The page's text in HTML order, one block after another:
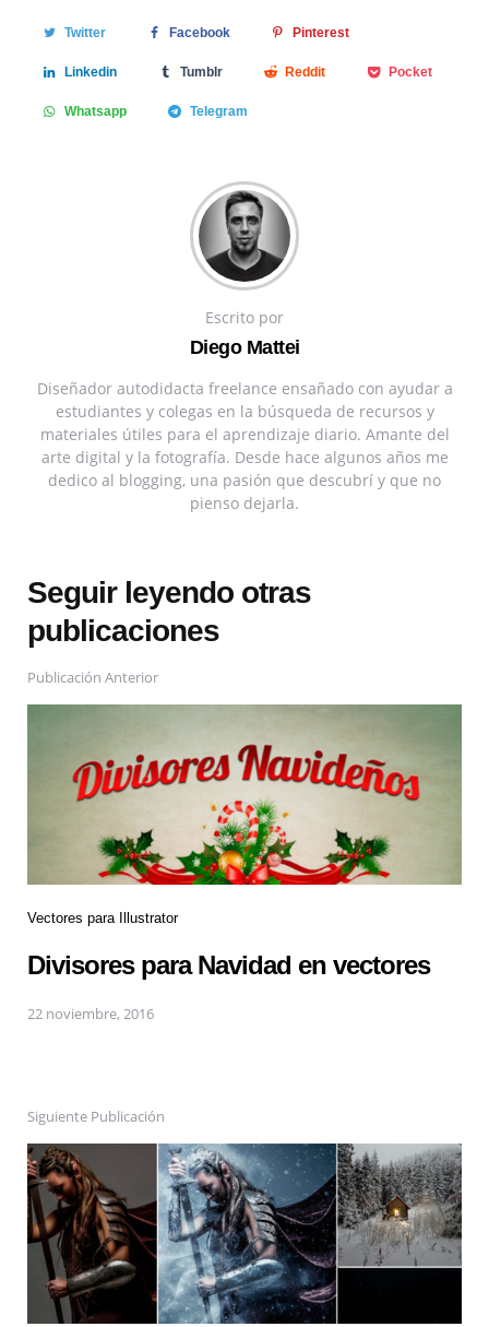
Twitter Facebook Pinterest
Linkedin Tumblr Reddit Pocket
Whatsapp Telegram
Escrito por
Diego Mattei
Diseñador autodidacta freelance ensañado con ayudar a
estudiantes y colegas en la búsqueda de recursos y
materiales útiles para el aprendizaje diario. Amante del
arte digital y la fotografía. Desde hace algunos años me
dedico al blogging, una pasión que descubrí y que no
pienso dejarla.
Seguir leyendo otras
publicaciones
Publicación Anterior
Vectores para Illustrator
Divisores para Navidad en vectores
22 noviembre, 2016
Siguiente Publicación